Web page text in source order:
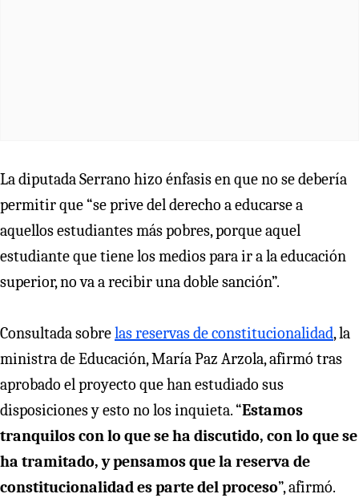
La diputada Serrano hizo énfasis en que no se debería
permitir que “se prive del derecho a educarse a
aquellos estudiantes más pobres, porque aquel
estudiante que tiene los medios para ir a la educación
superior, no va a recibir una doble sanción”.
Consultada sobrelas reservas de constitucionalidad, la
ministra de Educación, María Paz Arzola, afirmó tras
aprobado el proyecto que han estudiado sus
disposiciones y esto no los inquieta. “Estamos
tranquilos con lo que se ha discutido, con lo que se
ha tramitado, y pensamos que la reserva de
constitucionalidad es parte del proceso”, afirmó.